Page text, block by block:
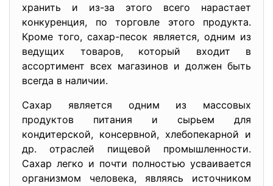
хранить и из-за этого всего нарастает
конкуренция, по торговле этого продукта.
Кроме того, сахар-песок является, одним из
ведущих товаров, который входит в
ассортимент всех магазинов и должен быть
всегда в наличии.
Сахар является одним из массовых
продуктов питания и сырьем для
кондитерской, консервной, хлебопекарной и
др. отраслей пищевой промышленности.
Сахар легко и почти полностью усваивается
организмом человека, являясь источником